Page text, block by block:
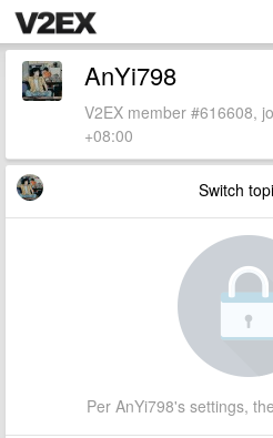
AnYi798
V2EX member #616608,
+08:00
Switch
Per AnYi798's settings,